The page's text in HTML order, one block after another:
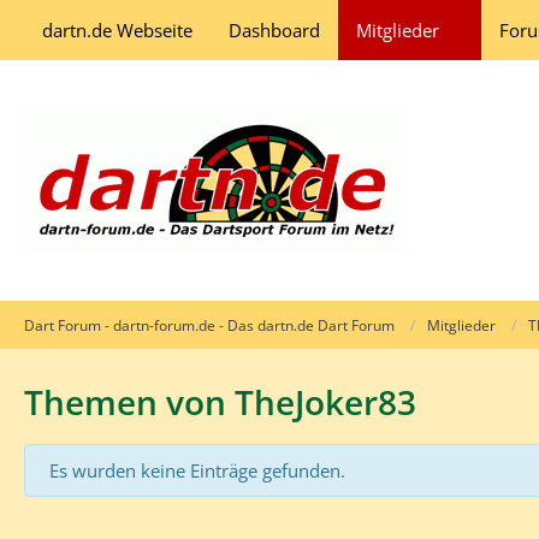
dartn.de Webseite Dashboard Mitglieder
Dart Forum - dartn-forum.de - Das dartn.de Dart Forum Mitglieder
Themen von TheJoker83
Es wurden keine Einträge gefunden.